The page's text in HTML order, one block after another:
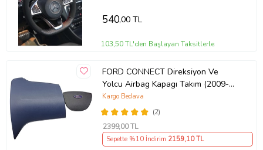
540,00 TL
103,50 TL'den Başlayan Taksitlerle
FORD CONNECT Direksiyon Ve
Yolcu Airbag Kapagı Takım (2009-
2014) İthal Üretim
(2)
Kargo Bedava
2399,00 TL
Sepette %10 İndirim 2159,10 TL